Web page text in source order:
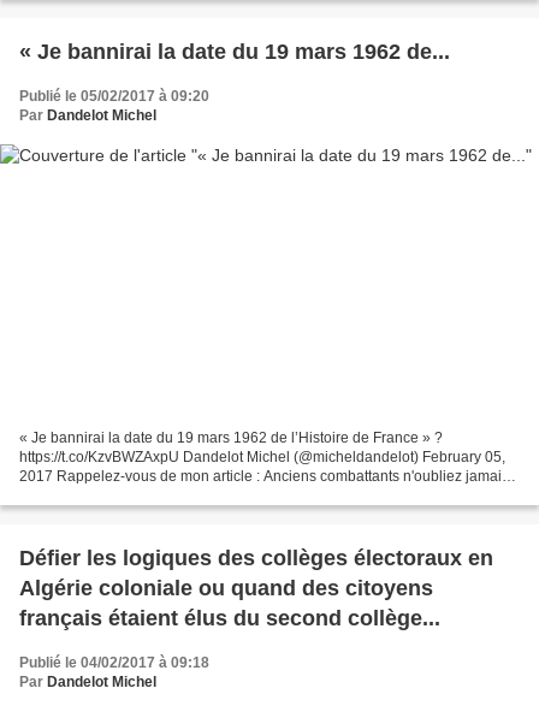
« Je bannirai la date du 19 mars 1962 de...
Publié le 05/02/2017 à 09:20
Par Dandelot Michel
« Je bannirai la date du 19 mars 1962 de l’Histoire de France » ?
https://t.co/KzvBWZAxpU Dandelot Michel (@micheldandelot) February 05,
2017 Rappelez-vous de mon article : Anciens combattants n'oubliez jamais
Défier les logiques des collèges électoraux en
Algérie coloniale ou quand des citoyens
français étaient élus du second collège...
Publié le 04/02/2017 à 09:18
Par Dandelot Michel